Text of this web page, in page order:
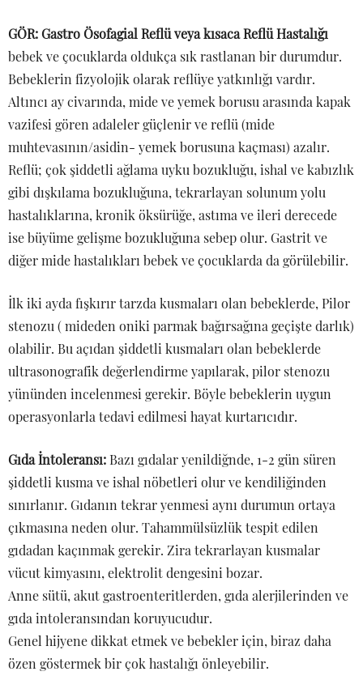
GÖR: Gastro Ösofagial Reflü veya kısaca Reflü Hastalığı
bebek ve çocuklarda oldukça sık rastlanan bir durumdur.
Bebeklerin fizyolojik olarak reflüye yatkınlığı vardır.
Altıncı ay civarında, mide ve yemek borusu arasında kapak
vazifesi gören adaleler güçlenir ve reflü (mide
muhtevasının/asidin- yemek borusuna kaçması) azalır.
Reflü; çok şiddetli ağlama uyku bozukluğu, ishal ve kabızlık
gibi dışkılama bozukluğuna, tekrarlayan solunum yolu
hastalıklarına, kronik öksürüğe, astıma ve ileri derecede
ise büyüme gelişme bozukluğuna sebep olur. Gastrit ve
diğer mide hastalıkları bebek ve çocuklarda da görülebilir.
İlk iki ayda fışkırır tarzda kusmaları olan bebeklerde, Pilor
stenozu ( mideden oniki parmak bağırsağına geçişte darlık)
olabilir. Bu açıdan şiddetli kusmaları olan bebeklerde
ultrasonografik değerlendirme yapılarak, pilor stenozu
yününden incelenmesi gerekir. Böyle bebeklerin uygun
operasyonlarla tedavi edilmesi hayat kurtarıcıdır.
Gıda İntoleransı:Bazı gıdalar yenildiğnde, 1-2 gün süren
şiddetli kusma ve ishal nöbetleri olur ve kendiliğinden
sınırlanır. Gıdanın tekrar yenmesi aynı durumun ortaya
çıkmasına neden olur. Tahammülsüzlük tespit edilen
gıdadan kaçınmak gerekir. Zira tekrarlayan kusmalar
vücut kimyasını, elektrolit dengesini bozar.
Anne sütü, akut gastroenteritlerden, gıda alerjilerinden ve
gıda intoleransından koruyucudur.
Genel hijyene dikkat etmek ve bebekler için, biraz daha
özen göstermek bir çok hastalığı önleyebilir.